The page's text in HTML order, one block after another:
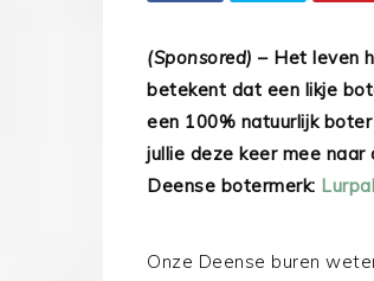
(Sponsored) – Het leven
betekent dat een likje
een 100% natuurlijk
jullie deze keer mee
Deense botermerk:
Onze Deense buren